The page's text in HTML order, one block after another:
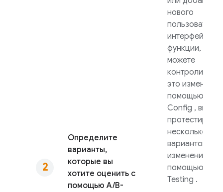
Определите
варианты,
которые вы
хотите оценить с
помощью A/B-
нового
интерфейса
функции, если
можете
это
помощью
Config , вы
несколько
вариантов
изменения с
помощью
Testing .